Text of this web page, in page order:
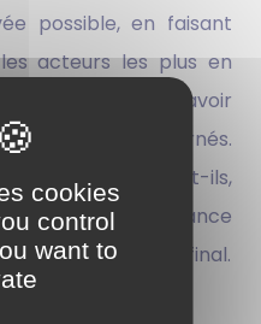
possible, en faisant
acteurs les plus en
industrielle, à savoir
concernés.
sera, espèrent-t-ils,
marché, la redevance
du produit final.
cookies
control
want to